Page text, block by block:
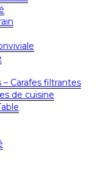
Carafes filtrantes
de cuisine